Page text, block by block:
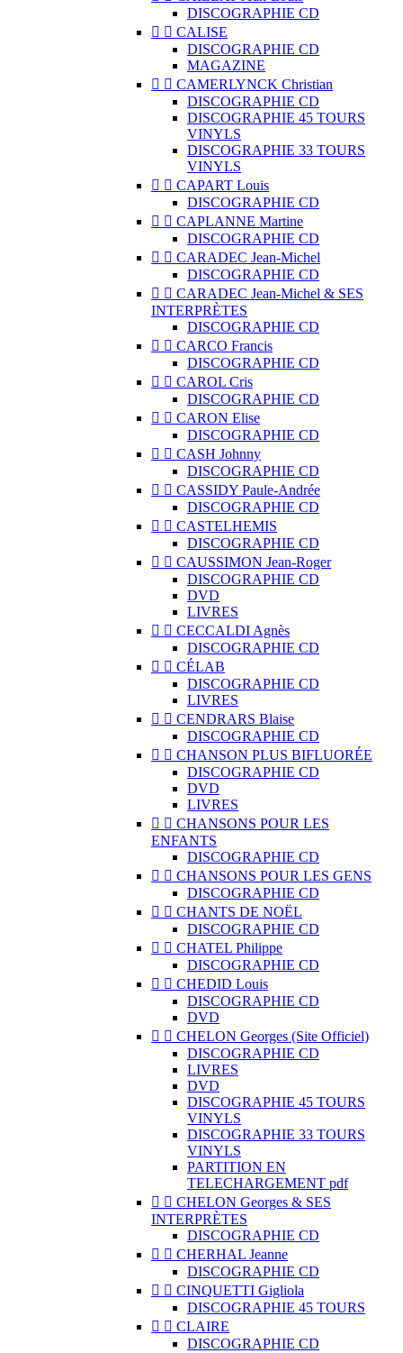
DISCOGRAPHIE CD
  CALISE
DISCOGRAPHIE CD
MAGAZINE
  CAMERLYNCK Christian
DISCOGRAPHIE CD
DISCOGRAPHIE 45 TOURS
VINYLS
DISCOGRAPHIE 33 TOURS
VINYLS
  CAPART Louis
DISCOGRAPHIE CD
  CAPLANNE Martine
DISCOGRAPHIE CD
  CARADEC Jean-Michel
DISCOGRAPHIE CD
  CARADEC Jean-Michel & SES
INTERPRÈTES
DISCOGRAPHIE CD
  CARCO Francis
DISCOGRAPHIE CD
  CAROL Cris
DISCOGRAPHIE CD
  CARON Elise
DISCOGRAPHIE CD
  CASH Johnny
DISCOGRAPHIE CD
  CASSIDY Paule-Andrée
DISCOGRAPHIE CD
  CASTELHEMIS
DISCOGRAPHIE CD
  CAUSSIMON Jean-Roger
DISCOGRAPHIE CD
DVD
LIVRES
  CECCALDI Agnès
DISCOGRAPHIE CD
  CÉLAB
DISCOGRAPHIE CD
LIVRES
  CENDRARS Blaise
DISCOGRAPHIE CD
  CHANSON PLUS BIFLUORÉE
DISCOGRAPHIE CD
DVD
LIVRES
  CHANSONS POUR LES
ENFANTS
DISCOGRAPHIE CD
  CHANSONS POUR LES GENS
DISCOGRAPHIE CD
  CHANTS DE NOËL
DISCOGRAPHIE CD
  CHATEL Philippe
DISCOGRAPHIE CD
  CHEDID Louis
DISCOGRAPHIE CD
DVD
  CHELON Georges (Site Officiel)
DISCOGRAPHIE CD
LIVRES
DVD
DISCOGRAPHIE 45 TOURS
VINYLS
DISCOGRAPHIE 33 TOURS
VINYLS
PARTITION EN
TELECHARGEMENT pdf
  CHELON Georges & SES
INTERPRÈTES
DISCOGRAPHIE CD
  CHERHAL Jeanne
DISCOGRAPHIE CD
  CINQUETTI Gigliola
DISCOGRAPHIE 45 TOURS
  CLAIRE
DISCOGRAPHIE CD